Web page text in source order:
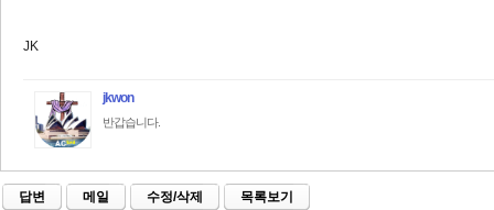
JK
jkwon
반갑습니다.
답변 메일 수정/삭제 목록보기